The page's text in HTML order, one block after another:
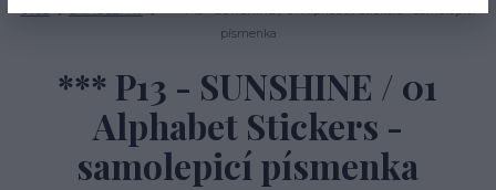
písmenka
*** P13 - SUNSHINE / 01
Alphabet Stickers -
samolepicí písmenka